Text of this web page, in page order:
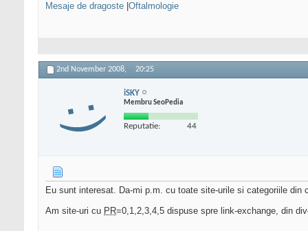
Mesaje de dragoste Oftalmologie
2nd November 2008, 20:25
iSKY
Membru SeoPedia
Reputatie: 44
Eu sunt interesat. Da-mi p.m. cu toate site-urile si categoriile din
Am site-uri cu PR=0,1,2,3,4,5 dispuse spre link-exchange, din